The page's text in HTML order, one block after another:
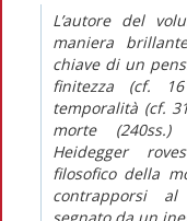
L’autore del
maniera
chiave di un
finitezza (cf.
temporalità (cf.
morte
Heidegger
filosofico della
contrapporsi